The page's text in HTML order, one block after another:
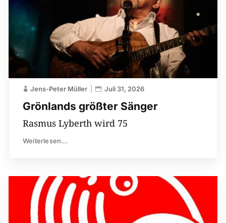
Grönlands größter Sänger
Jens-Peter Müller Juli 31, 2026
Rasmus Lyberth wird 75
Weiterlesen...